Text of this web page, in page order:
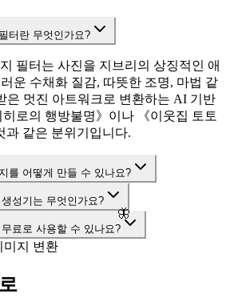
🦋
터란 무엇인가요?
필터는 사진을 지브리의 상징적인 애
운 수채화 질감, 따뜻한 조명, 마법 같
은 멋진 아트워크로 변환하는 AI 기반
로의 행방불명》이나 《이웃집 토토
과 같은 분위기입니다.
를 어떻게 만들 수 있나요?
성기는 무엇인가요?
료로 사용할 수 있나요?